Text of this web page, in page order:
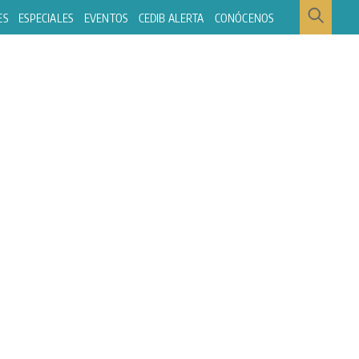
ESPECIALES EVENTOS CEDIB ALERTA CONÓCENOS